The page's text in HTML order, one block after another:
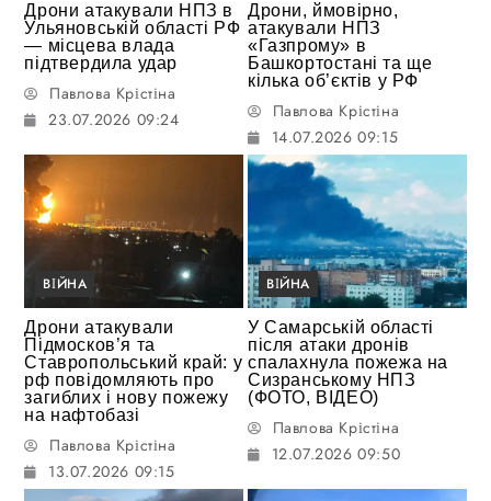
Дрони атакували НПЗ в
Ульяновській області РФ
— місцева влада
підтвердила удар
Павлова Крістіна
23.07.2026 09:24
Дрони, ймовірно,
атакували НПЗ
«Газпрому» в
Башкортостані та ще
кілька об’єктів у РФ
Павлова Крістіна
14.07.2026 09:15
ВІЙНА
Дрони атакували
Підмосков’я та
Ставропольський край: у
рф повідомляють про
загиблих і нову пожежу
на нафтобазі
Павлова Крістіна
13.07.2026 09:15
ВІЙНА
У Самарській області
після атаки дронів
спалахнула пожежа на
Сизранському НПЗ
(ФОТО, ВІДЕО)
Павлова Крістіна
12.07.2026 09:50